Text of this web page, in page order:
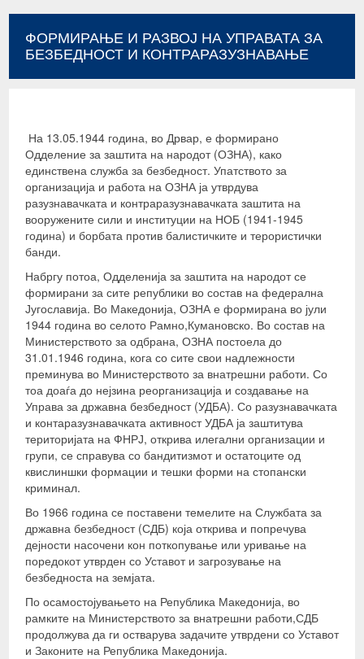
ФОРМИРАЊЕ И РАЗВОЈ НА УПРАВАТА ЗА
БЕЗБЕДНОСТ И КОНТРАРАЗУЗНАВАЊЕ
На 13.05.1944 година, во Дрвар, е формирано
Одделение за заштита на народот (ОЗНА), како
единствена служба за безбедност. Упатството за
организација и работа на ОЗНА ја утврдува
разузнавачката и контраразузнавачката заштита на
вооружените сили и институции на НОБ (1941-1945
година) и борбата против балистичките и терористички
банди.
Набргу потоа, Одделенија за заштита на народот се
формирани за сите републики во состав на федерална
Југославија. Во Македонија, ОЗНА е формирана во јули
1944 година во селото Рамно,Кумановско. Во состав на
Министерството за одбрана, ОЗНА постоела до
31.01.1946 година, кога со сите свои надлежности
преминува во Министерството за внатрешни работи. Со
тоа доаѓа до нејзина реорганизација и создавање на
Управа за државна безбедност (УДБА). Со разузнавачката
и контаразузнавачката активност УДБА ја заштитува
територијата на ФНРЈ, открива илегални организации и
групи, се справува со бандитизмот и остатоците од
квислиншки формации и тешки форми на стопански
криминал.
Во 1966 година се поставени темелите на Службата за
државна безбедност (СДБ) која открива и попречува
дејности насочени кон поткопување или уривање на
поредокот утврден со Уставот и загрозување на
безбедноста на земјата.
По осамостојувањето на Република Македонија, во
рамките на Министерството за внатрешни работи,СДБ
продолжува да ги остварува задачите утврдени со Уставот
и Законите на Република Македонија.